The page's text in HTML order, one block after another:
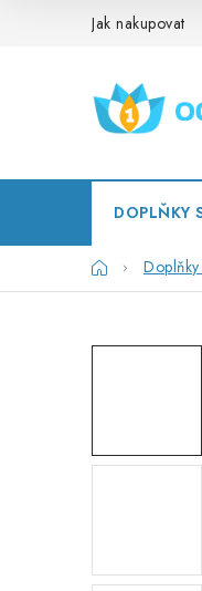
Jak nakupovat
DOPLŇKY
Domů